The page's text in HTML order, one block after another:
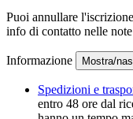
Puoi annullare
info di contatto nelle
Informazione Mostra/
Spedizioni e
entro 48 ore dal